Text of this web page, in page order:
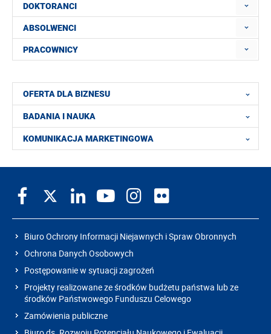
DOKTORANCI
ABSOLWENCI
PRACOWNICY
OFERTA DLA BIZNESU
BADANIA I NAUKA
KOMUNIKACJA MARKETINGOWA
Biuro Ochrony Informacji Niejawnych i Spraw Obronnych
Ochrona Danych Osobowych
Postępowanie w sytuacji zagrożeń
Projekty realizowane ze środków budżetu państwa lub ze
środków Państwowego Funduszu Celowego
Zamówienia publiczne